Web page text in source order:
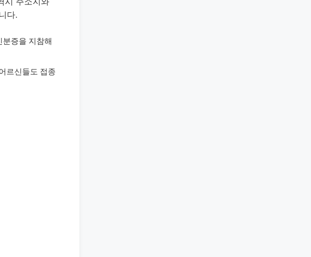
다.
증을 지참해
르신들도 접종